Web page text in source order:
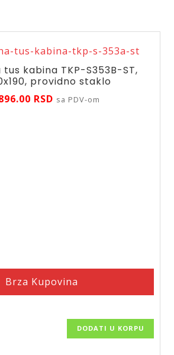
tus kabina TKP-S353B-ST,
providno staklo
RSD sa PDV-om
Brza Kupovina
DODATI U KORPU